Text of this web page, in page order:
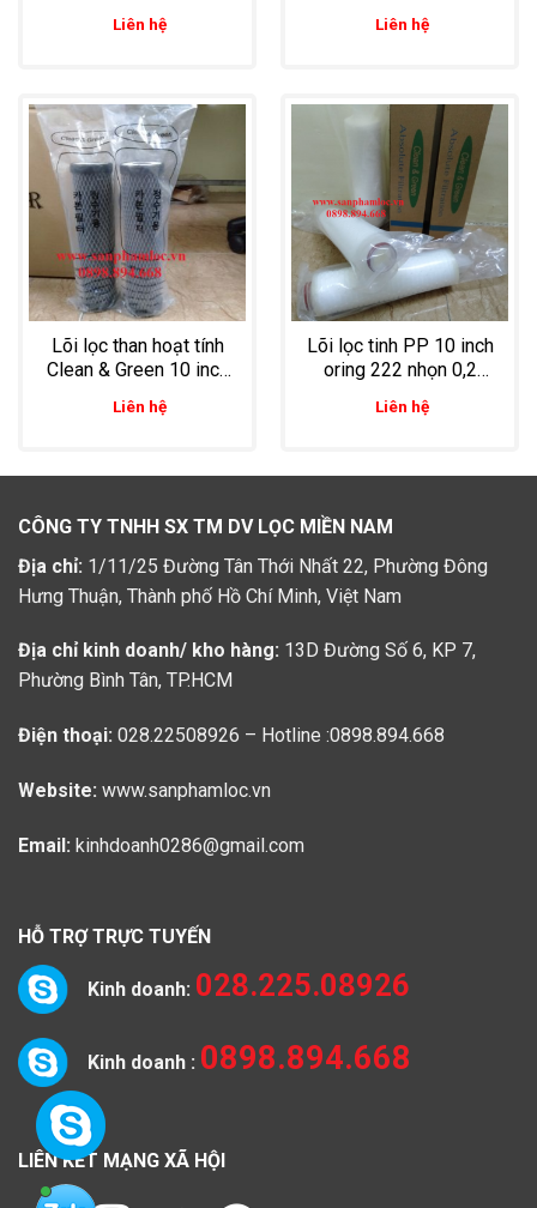
lọc cặn cho sản xuất
mực in
Liên hệ
chiên, dầu thải trong
thực phẩm
Liên hệ
Lõi lọc than hoạt tính
Clean & Green 10 inch
Hàn Quốc
Liên hệ
Lõi lọc tinh PP 10 inch
oring 222 nhọn 0,2
micron lọc dầu dừa,
dầu cọ, dầu thực vật
Liên hệ
CÔNG TY TNHH SX TM DV LỌC MIỀN NAM
Địa chỉ: 1/11/25 Đường Tân Thới Nhất 22, Phường Đông
Hưng Thuận, Thành phố Hồ Chí Minh, Việt Nam
Địa chỉ kinh doanh/ kho hàng: 13D Đường Số 6, KP 7,
Phường Bình Tân, TP.HCM
Điện thoại: 028.22508926 – Hotline :0898.894.668
Website: www.sanphamloc.vn
Email: kinhdoanh0286@gmail.com
HỖ TRỢ TRỰC TUYẾN
Kinh doanh: 028.225.08926
Kinh doanh : 0898.894.668
LIÊN KẾT MẠNG XÃ HỘI